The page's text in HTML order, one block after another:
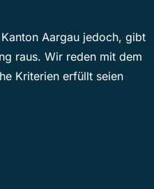
Aargau jedoch, gibt
raus. Wir reden mit dem
Kriterien erfüllt seien